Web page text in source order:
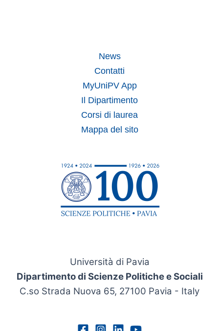
News
Contatti
MyUniPV App
Il Dipartimento
Corsi di laurea
Mappa del sito
Università di Pavia
Dipartimento di Scienze Politiche e Sociali
C.so Strada Nuova 65, 27100 Pavia - Italy